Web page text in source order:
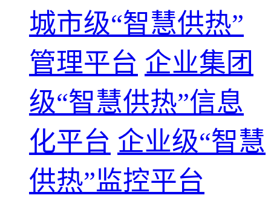
城市级“智慧供热”
管理平台 企业集团
级“智慧供热”信息
化平台 企业级“智慧
供热”监控平台